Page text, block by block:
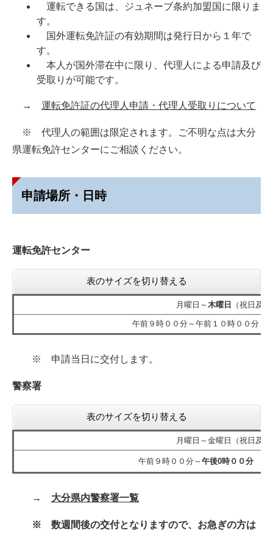
運転できる国は、ジュネーブ条約加盟国に限りま
す。
国外運転免許証の有効期間は発行日から１年で
す。
本人が国外滞在中に限り、代理人による申請及び
受取りが可能です。
→ 運転免許証の代理人申請・代理人受取りについて
※ 代理人の範囲は限定されます。ご不明な点は大分
県運転免許センターにご相談ください。
申請場所・日時
運転免許センター
表のサイズを切り替える
月曜日～ 木曜日 （祝日及
午前９時００分～午前１０時００分
※ 申請当日に交付します。
警察署
表のサイズを切り替える
月曜日～金曜日（祝日及
午前９時００分～ 午後0時００分
→ 大分県内警察署一覧
※ 数週間後の交付となりますので、お急ぎの方は